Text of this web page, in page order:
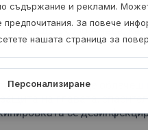
общо около 4 часа,
реката.
вода, ще
на главата,
се
съдържание и реклами.
предпочитания. За повече
нашата страница за
Персонализиране